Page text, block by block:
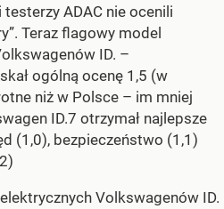
ADAC nie ocenili
Teraz flagowy model
ID. –
ogólną ocenę 1,5 (w
niż w Polsce – im mniej
ID.7 otrzymał najlepsze
(1,0), bezpieczeństwo (1,1)
Volkswagenów ID.